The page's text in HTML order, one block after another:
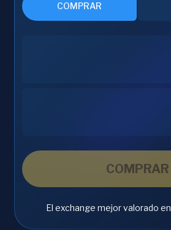
COMPRAR
COMPRAR
El exchange mejor valorado en